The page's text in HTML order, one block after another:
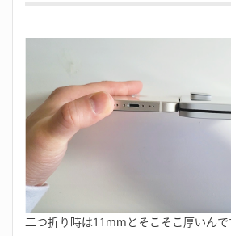
二つ折り時は11mmとそこそこ厚いん